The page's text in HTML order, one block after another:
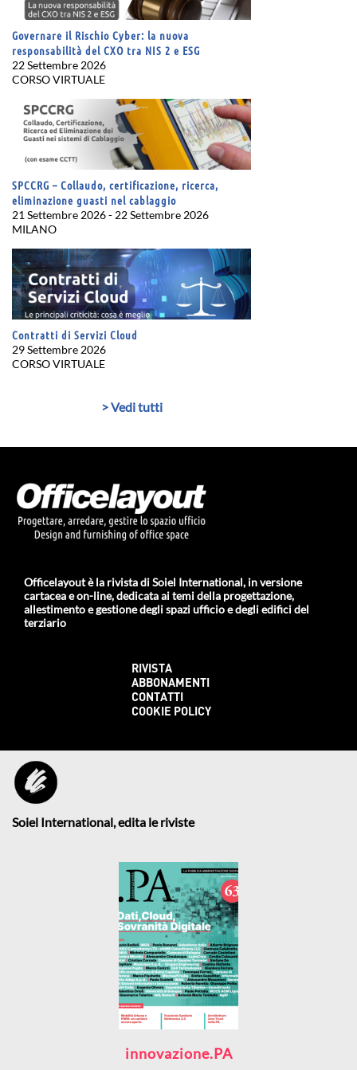
Governare il Rischio Cyber: la nuova
responsabilità del CXO tra NIS 2 e ESG
22 Settembre 2026
CORSO VIRTUALE
SPCCRG – Collaudo, certificazione, ricerca,
eliminazione guasti nel cablaggio
21 Settembre 2026 - 22 Settembre 2026
MILANO
Contratti di Servizi Cloud
29 Settembre 2026
CORSO VIRTUALE
> Vedi tutti
Officelayout è la rivista di Soiel International, in versione
cartacea e on-line, dedicata ai temi della progettazione,
allestimento e gestione degli spazi ufficio e degli edifici del
terziario
RIVISTA
ABBONAMENTI
CONTATTI
COOKIE POLICY
Soiel International, edita le riviste
innovazione.PA